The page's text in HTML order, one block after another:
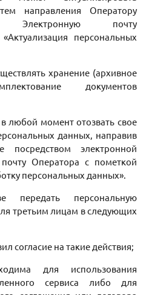
направления Оператору
почту
персональных
хранение (архивное
документов
любой момент отозвать свое
данных, направив
посредством электронной
Оператора с пометкой
персональных данных».
передать персональную
третьим лицам в следующих
согласие на такие действия;
для использования
сервиса либо для